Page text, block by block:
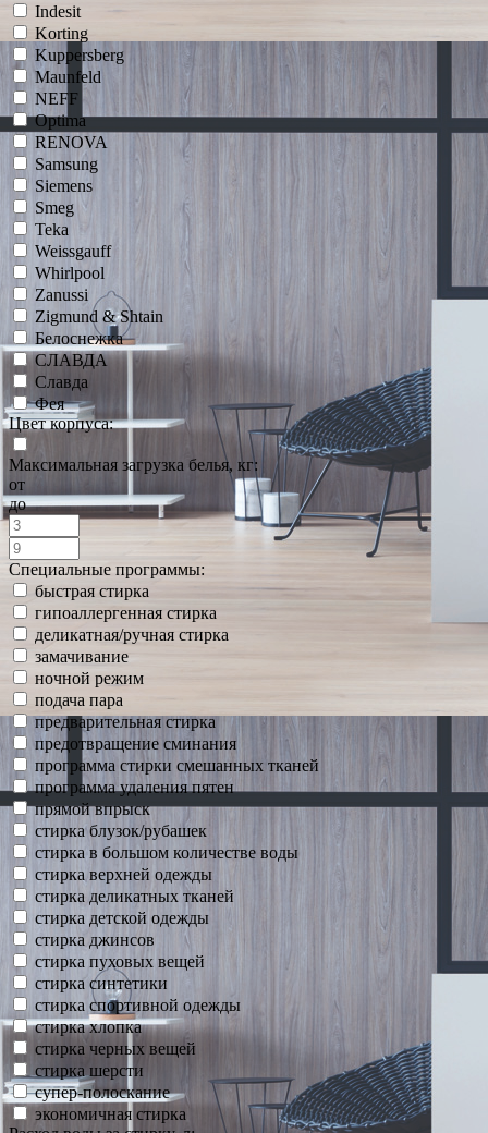
Indesit
Korting
Kuppersberg
Maunfeld
NEFF
Optima
RENOVA
Samsung
Siemens
Smeg
Teka
Weissgauff
Whirlpool
Zanussi
Zigmund & Shtain
Белоснежка
СЛАВДА
Славда
Фея
Цвет корпуса:
Максимальная загрузка белья, кг:
от
до
Специальные программы:
быстрая стирка
гипоаллергенная стирка
деликатная/ручная стирка
замачивание
ночной режим
подача пара
предварительная стирка
предотвращение сминания
программа стирки смешанных тканей
программа удаления пятен
прямой впрыск
стирка блузок/рубашек
стирка в большом количестве воды
стирка верхней одежды
стирка деликатных тканей
стирка детской одежды
стирка джинсов
стирка пуховых вещей
стирка синтетики
стирка спортивной одежды
стирка хлопка
стирка черных вещей
стирка шерсти
супер-полоскание
экономичная стирка